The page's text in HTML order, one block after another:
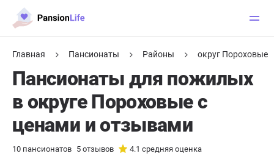
Главная Пансионаты Районы округ Пороховые
Пансионаты для пожилых
в округе Пороховые с
ценами и отзывами
10 пансионатов 5 отзывов 4.1 средняя оценка